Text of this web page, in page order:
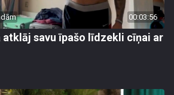
00:03:56
atklāj savu īpašo līdzekli cīņai ar